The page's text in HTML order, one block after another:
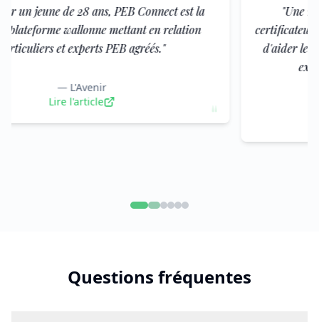
"Une nouvelle plateforme wallonne centralise
certificateurs, auditeurs et responsables PEB agréés afin
d'aider les particuliers à accéder plus facilement aux
Lire l'article
Questions fréquentes